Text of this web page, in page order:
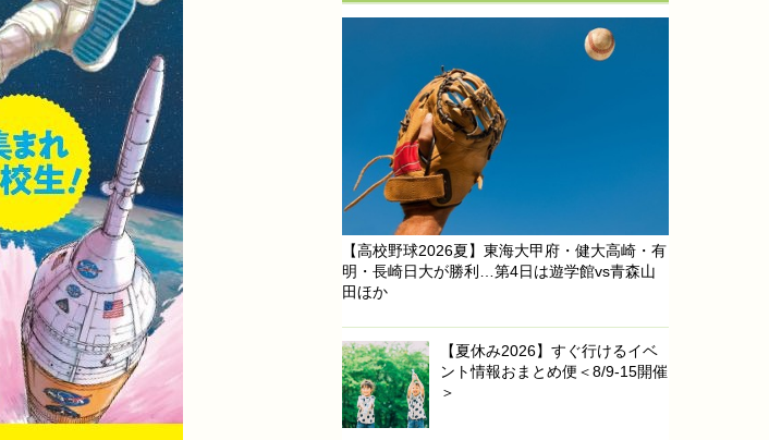
【高校野球2026夏】東海大甲府・健大高崎・有
明・長崎日大が勝利…第4日は遊学館vs青森山
田ほか
【夏休み2026】すぐ行けるイベ
ント情報おまとめ便＜8/9-15開催
＞